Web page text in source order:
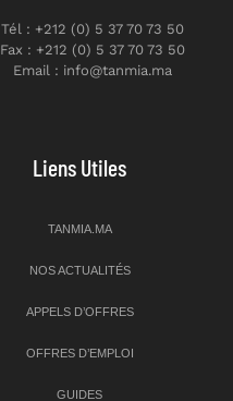
Tél : +212 (0) 5 37 70 73 50
Fax : +212 (0) 5 37 70 73 50
Email : info@tanmia.ma
Liens Utiles
TANMIA.MA
NOS ACTUALITÉS
APPELS D’OFFRES
OFFRES D’EMPLOI
GUIDES